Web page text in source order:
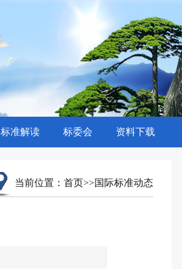
标准解读 标委会 资料下载
当前位置： 首页>>国际标准动态